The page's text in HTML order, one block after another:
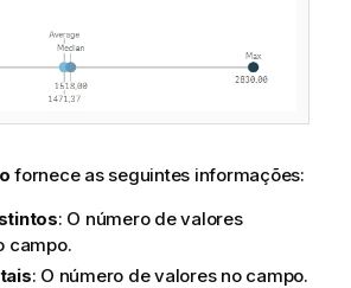
fornece as seguintes informações:
: O número de valores
campo.
: O número de valores no campo.